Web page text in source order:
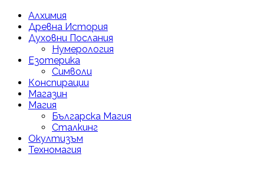
Алхимия
Древна История
Духовни Послания
Нумерология
Езотерика
Символи
Конспирации
Магазин
Магия
Българска Магия
Сталкинг
Окултизъм
Техномагия